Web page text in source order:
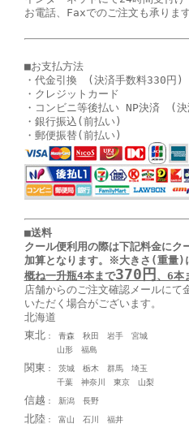
お電話、Faxでのご注文も承りま
■お支払方法
・代金引換 (決済手数料330円)
・クレジットカード
・コンビニ等後払い NP決済 (
・銀行振込(前払い)
・郵便振替(前払い)
■送料
クール便利用の際は下記料金にク
加算となります。
※大きさ(重量)
概ね一升瓶4本まで370円、6本
店舗からのご注文確認メールにて
いただく場合がございます。
北海道
東北： 青森 秋田 岩手 宮城
山形 福島
関東 ： 茨城 栃木 群馬 埼玉
千葉 神奈川 東京 山梨
信越 ： 新潟 長野
北陸： 富山 石川 福井